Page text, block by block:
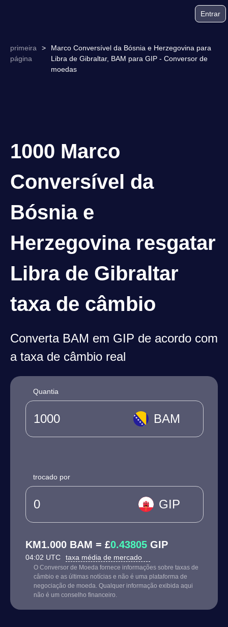
Entrar
primeira
página
>
Marco Conversível da Bósnia e Herzegovina para
Libra de Gibraltar, BAM para GIP - Conversor de
moedas
1000 Marco
Conversível da
Bósnia e
Herzegovina resgatar
Libra de Gibraltar
taxa de câmbio
Converta BAM em GIP de acordo com
a taxa de câmbio real
Quantia
BAM
trocado por
GIP
KM1.000 BAM = £0.43805 GIP
04:02 UTC taxa média de mercado
O Conversor de Moeda fornece informações sobre taxas de
câmbio e as últimas notícias e não é uma plataforma de
negociação de moeda. Qualquer informação exibida aqui
não é um conselho financeiro.